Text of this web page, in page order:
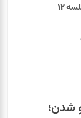
۱۲
شدن؛